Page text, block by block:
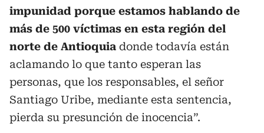
impunidad porque estamos hablando de
más de 500 víctimas en esta región del
norte de Antioquia donde todavía están
aclamando lo que tanto esperan las
personas, que los responsables, el señor
Santiago Uribe, mediante esta sentencia,
pierda su presunción de inocencia”.